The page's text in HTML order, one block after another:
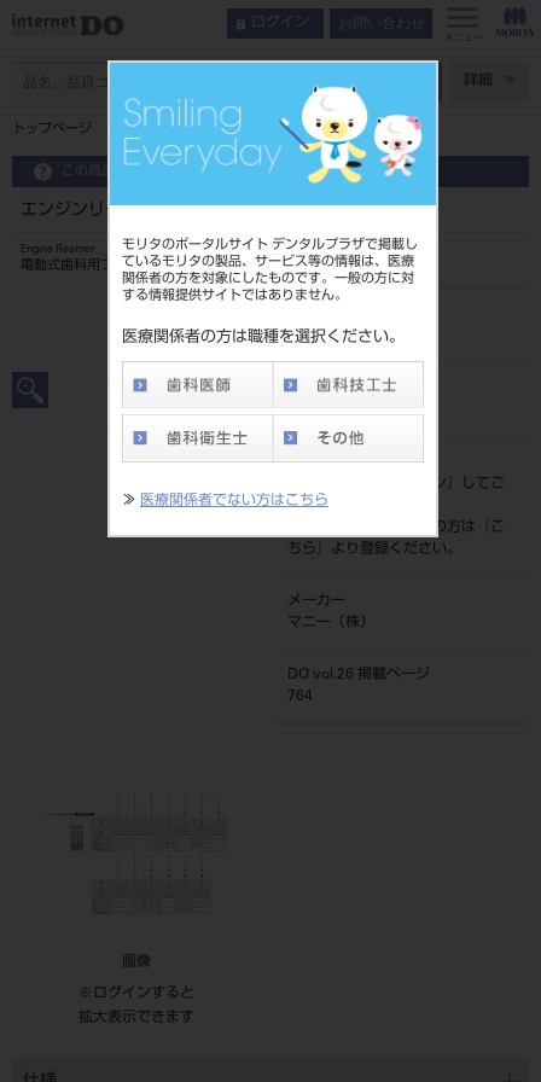
モリタのポータルサイト デンタルプラザで掲載し
ているモリタの製品、サービス等の情報は、医療
関係者の方を対象にしたものです。一般の方に対
する情報提供サイトではありません。
医療関係者の方は職種を選択ください。
≫ 医療関係者でない方はこちら
ログイン お問い合わせ
メニュー
詳細
トップページ エンジンリーマ 21mm 6入 ＃15～40
この商品に関するお問い合わせ
エンジンリーマ 21mm 6入 ＃15～40
Engine Reamer
電動式歯科用ファイル
20239008015-40
JAN/EANコード
標準価格
ログイン
』してご
覧ください。
ネット会員登録がまだの方は『
こ
ちら
』より登録ください。
メーカー
マニー（株）
DO vol.26 掲載ページ
764
画像
※ログインすると
拡大表示できます